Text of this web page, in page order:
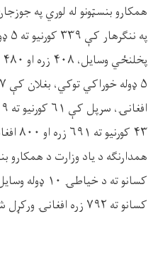
۴۳ کورنیو ته ۶۹۱ زره او ۸۰۰ افغانۍ ورکړل شوې.
کسانو ته ۷۹۲ زره افغانۍ ورکړل شوې.